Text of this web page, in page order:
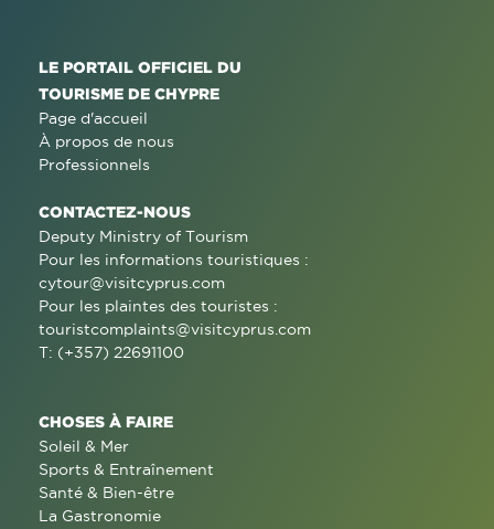
LE PORTAIL OFFICIEL DU
TOURISME DE CHYPRE
Page d'accueil
À propos de nous
Professionnels
CONTACTEZ-NOUS
Deputy Ministry of Tourism
Pour les informations touristiques :
cytour@visitcyprus.com
Pour les plaintes des touristes :
touristcomplaints@visitcyprus.com
T: (+357) 22691100
CHOSES À FAIRE
Soleil & Mer
Sports & Entraînement
Santé & Bien-être
La Gastronomie